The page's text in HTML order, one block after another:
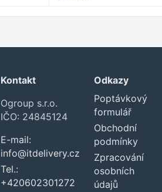
Kontakt
Ogroup s.r.o.
IČO: 24845124
E-mail:
info@itdelivery.cz
Tel.:
+420602301272
Odkazy
Poptávkový
formulář
Obchodní
podmínky
Zpracování
osobních
údajů